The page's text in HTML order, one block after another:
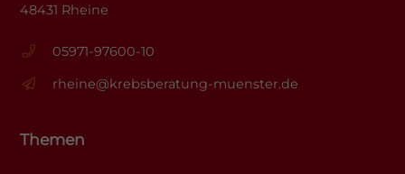
48431 Rheine
05971-97600-10
rheine@krebsberatung-muenster.de
Themen